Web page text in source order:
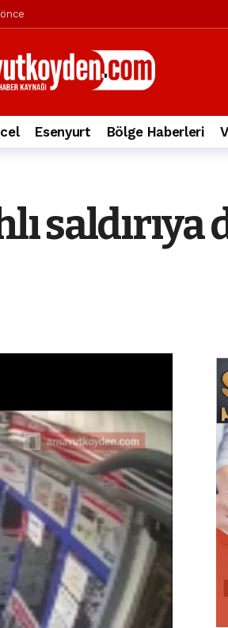
yönelik suçlamalar 10 ay önce
2 yıl önce
2 yıl önce
yıl önce
Esenyurt Bölge Haberleri